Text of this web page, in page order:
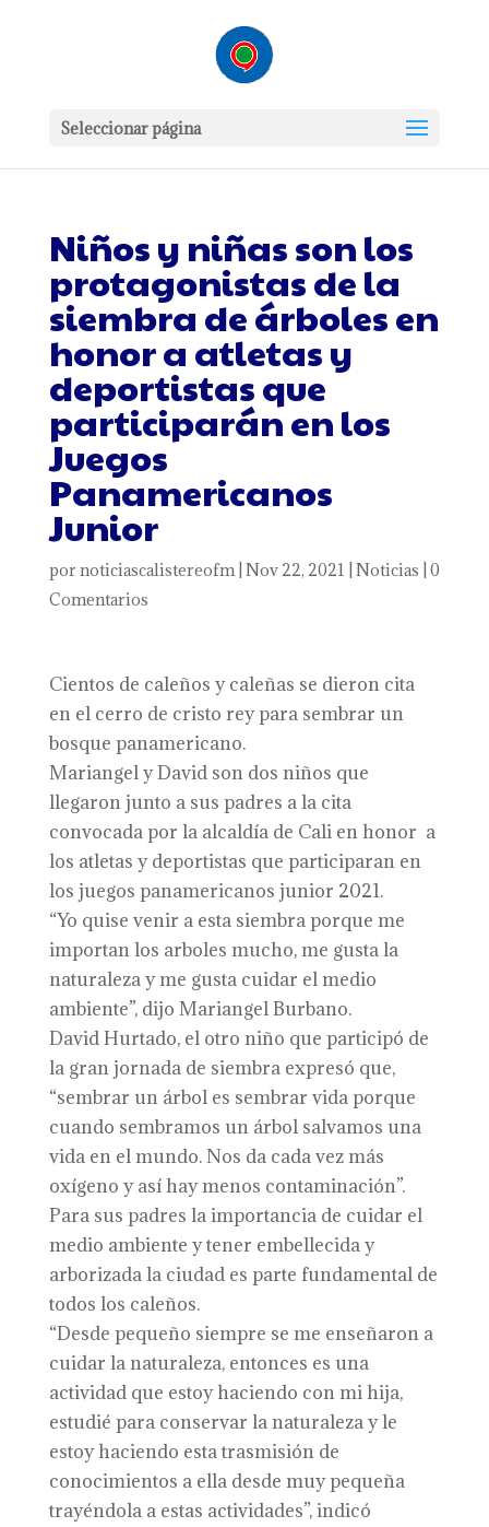
Seleccionar página
Niños y niñas son los
protagonistas de la
siembra de árboles en
honor a atletas y
deportistas que
participarán en los
Juegos
Panamericanos
Junior
por noticiascalistereofm| Nov 22, 2021 Noticias 0
Comentarios
Cientos de caleños y caleñas se dieron cita
en el cerro de cristo rey para sembrar un
bosque panamericano.
Mariangel y David son dos niños que
llegaron junto a sus padres a la cita
convocada por la alcaldía de Cali en honor a
los atletas y deportistas que participaran en
los juegos panamericanos junior 2021.
“Yo quise venir a esta siembra porque me
importan los arboles mucho, me gusta la
naturaleza y me gusta cuidar el medio
ambiente”, dijo Mariangel Burbano.
David Hurtado, el otro niño que participó de
la gran jornada de siembra expresó que,
“sembrar un árbol es sembrar vida porque
cuando sembramos un árbol salvamos una
vida en el mundo. Nos da cada vez más
oxígeno y así hay menos contaminación”.
Para sus padres la importancia de cuidar el
medio ambiente y tener embellecida y
arborizada la ciudad es parte fundamental de
todos los caleños.
“Desde pequeño siempre se me enseñaron a
cuidar la naturaleza, entonces es una
actividad que estoy haciendo con mi hija,
estudié para conservar la naturaleza y le
estoy haciendo esta trasmisión de
conocimientos a ella desde muy pequeña
trayéndola a estas actividades”, indicó